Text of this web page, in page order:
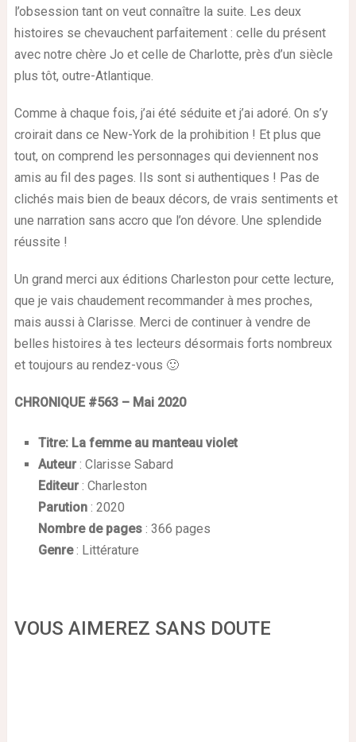
l’obsession tant on veut connaître la suite. Les deux
histoires se chevauchent parfaitement : celle du présent
avec notre chère Jo et celle de Charlotte, près d’un siècle
plus tôt, outre-Atlantique.
Comme à chaque fois, j’ai été séduite et j’ai adoré. On s’y
croirait dans ce New-York de la prohibition ! Et plus que
tout, on comprend les personnages qui deviennent nos
amis au fil des pages. Ils sont si authentiques ! Pas de
clichés mais bien de beaux décors, de vrais sentiments et
une narration sans accro que l’on dévore. Une splendide
réussite !
Un grand merci aux éditions Charleston pour cette lecture,
que je vais chaudement recommander à mes proches,
mais aussi à Clarisse. Merci de continuer à vendre de
belles histoires à tes lecteurs désormais forts nombreux
et toujours au rendez-vous 🙂
CHRONIQUE #563 – Mai 2020
Titre: La femme au manteau violet
Auteur: Clarisse Sabard
Editeur: Charleston
Parution: 2020
Nombre de pages: 366 pages
Genre: Littérature
VOUS AIMEREZ SANS DOUTE